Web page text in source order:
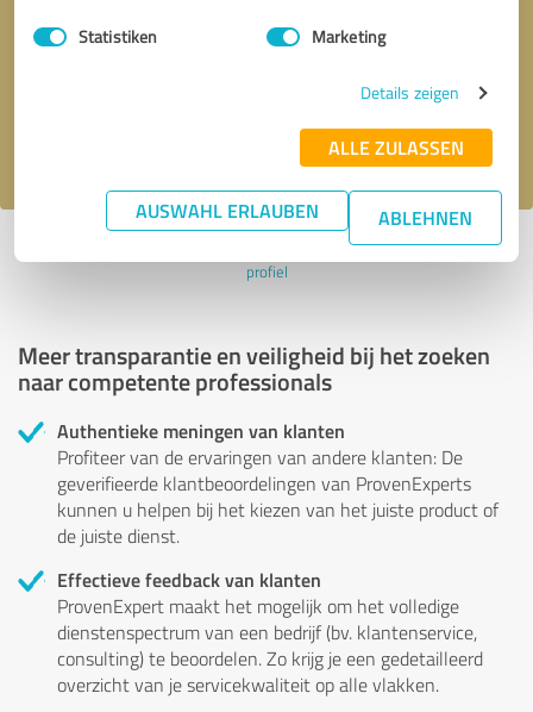
Statistiken Marketing
Details zeigen
ALLE ZULASSEN
AUSWAHL ERLAUBEN ABLEHNEN
Terugbelverzoek
Laatst bijgewerkt: 20.07.2024|Verslag
profiel
Meer transparantie en veiligheid bij het zoeken
naar competente professionals
Authentieke meningen van klanten
Profiteer van de ervaringen van andere klanten: De
geverifieerde klantbeoordelingen van ProvenExperts
kunnen u helpen bij het kiezen van het juiste product of
de juiste dienst.
Effectieve feedback van klanten
ProvenExpert maakt het mogelijk om het volledige
dienstenspectrum van een bedrijf (bv. klantenservice,
consulting) te beoordelen. Zo krijg je een gedetailleerd
overzicht van je servicekwaliteit op alle vlakken.